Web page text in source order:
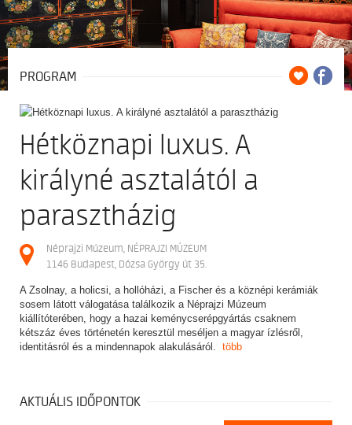
PROGRAM
Hétköznapi luxus. A
királyné asztalától a
parasztházig
Néprajzi Múzeum, NÉPRAJZI MÚZEUM
1146 Budapest, Dózsa György út 35.
A Zsolnay, a holicsi, a hollóházi, a Fischer és a köznépi kerámiák
sosem látott válogatása találkozik a Néprajzi Múzeum
kiállítóterében, hogy a hazai keménycserépgyártás csaknem
kétszáz éves történetén keresztül meséljen a magyar ízlésről,
identitásról és a mindennapok alakulásáról. több
AKTUÁLIS IDŐPONTOK